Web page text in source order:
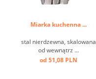
Miarka kuchenna ...
stal nierdzewna, skalowana
od wewnątrz ...
od 51,08 PLN